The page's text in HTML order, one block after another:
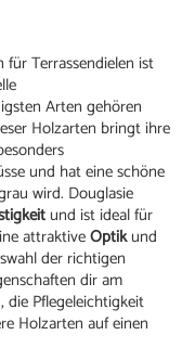
für Terrassendielen ist
Arten gehören
Holzarten bringt ihre
und hat eine schöne
wird. Douglasie
und ist ideal für
attraktiveOptikund
der richtigen
dir am
die Pflegeleichtigkeit
Holzarten auf einen